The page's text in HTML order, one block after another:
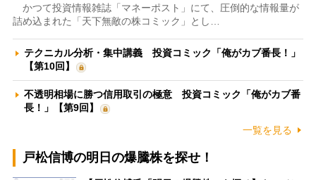
かつて投資情報雑誌「マネーポスト」にて、圧倒的な情報量が
詰め込まれた「天下無敵の株コミック」とし…
テクニカル分析・集中講義 投資コミック「俺がカブ番長！」
【第10回】
不透明相場に勝つ信用取引の極意 投資コミック「俺がカブ番
長！」【第9回】
一覧を見る
戸松信博の明日の爆騰株を探せ！